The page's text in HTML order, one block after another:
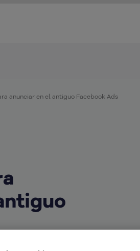
anunciar en el antiguo Facebook Ads